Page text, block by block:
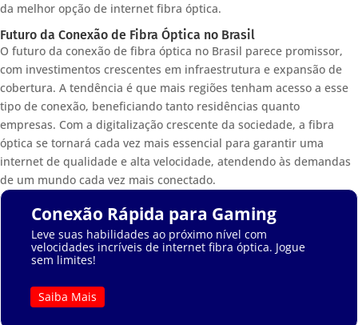
da melhor opção de internet fibra óptica.
Futuro da Conexão de Fibra Óptica no Brasil
O futuro da conexão de fibra óptica no Brasil parece promissor,
com investimentos crescentes em infraestrutura e expansão de
cobertura. A tendência é que mais regiões tenham acesso a esse
tipo de conexão, beneficiando tanto residências quanto
empresas. Com a digitalização crescente da sociedade, a fibra
óptica se tornará cada vez mais essencial para garantir uma
internet de qualidade e alta velocidade, atendendo às demandas
de um mundo cada vez mais conectado.
Conexão Rápida para Gaming
Leve suas habilidades ao próximo nível com
velocidades incríveis de internet fibra óptica. Jogue
sem limites!
Saiba Mais